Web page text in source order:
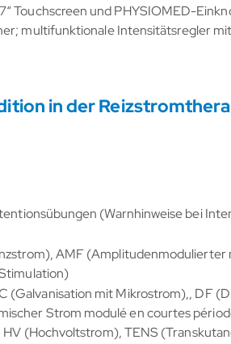
Touchscreen und PHYSIOMED-
multifunktionale Intensitätsregler
in der
(Warnhinweise bei
AMF
mit Mikrostrom),, DF
Strom modulé en courtes
(Hochvoltstrom), TENS